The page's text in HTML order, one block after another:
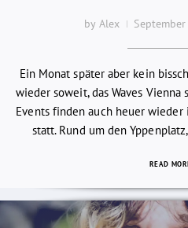
by Alex
Ein Monat später aber kein
wieder soweit, das Waves Vienna
Events finden auch heuer wieder
statt. Rund um den
READ